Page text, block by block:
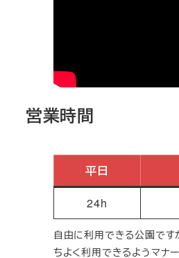
営業時間
平日
24h
自由に利用できる公園です
ちよく利用できるようマナ